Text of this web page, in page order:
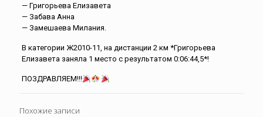
— Григорьева Елизавета
— Забава Анна
— Замешаева Милания.
В категории Ж2010-11, на дистанции 2 км *Григорьева
Елизавета заняла 1 место с результатом 0:06:44,5*!
ПОЗДРАВЛЯЕМ!!!
Похожие записи